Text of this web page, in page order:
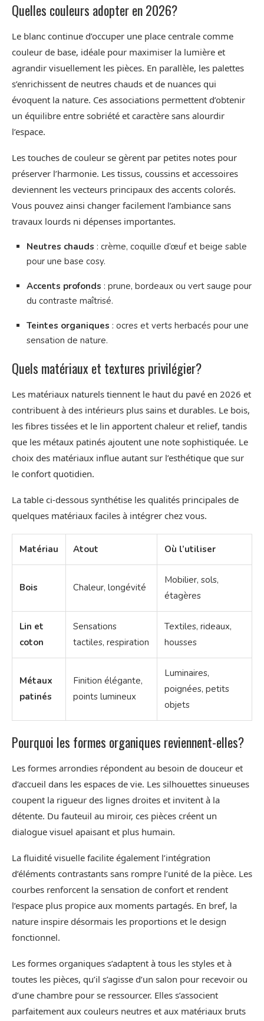
Quelles couleurs adopter en 2026?
Le blanc continue d’occuper une place centrale comme
couleur de base, idéale pour maximiser la lumière et
agrandir visuellement les pièces. En parallèle, les palettes
s’enrichissent de neutres chauds et de nuances qui
évoquent la nature. Ces associations permettent d’obtenir
un équilibre entre sobriété et caractère sans alourdir
l’espace.
Les touches de couleur se gèrent par petites notes pour
préserver l’harmonie. Les tissus, coussins et accessoires
deviennent les vecteurs principaux des accents colorés.
Vous pouvez ainsi changer facilement l’ambiance sans
travaux lourds ni dépenses importantes.
Neutres chauds : crème, coquille d’œuf et beige sable
pour une base cosy.
Accents profonds : prune, bordeaux ou vert sauge pour
du contraste maîtrisé.
Teintes organiques : ocres et verts herbacés pour une
sensation de nature.
Quels matériaux et textures privilégier?
Les matériaux naturels tiennent le haut du pavé en 2026 et
contribuent à des intérieurs plus sains et durables. Le bois,
les fibres tissées et le lin apportent chaleur et relief, tandis
que les métaux patinés ajoutent une note sophistiquée. Le
choix des matériaux influe autant sur l’esthétique que sur
le confort quotidien.
La table ci‑dessous synthétise les qualités principales de
quelques matériaux faciles à intégrer chez vous.
Matériau Atout Où l’utiliser
Bois Chaleur, longévité
Mobilier, sols,
étagères
Lin et
coton
Sensations
tactiles, respiration
Textiles, rideaux,
housses
Métaux
patinés
Finition élégante,
points lumineux
Luminaires,
poignées, petits
objets
Pourquoi les formes organiques reviennent-elles?
Les formes arrondies répondent au besoin de douceur et
d’accueil dans les espaces de vie. Les silhouettes sinueuses
coupent la rigueur des lignes droites et invitent à la
détente. Du fauteuil au miroir, ces pièces créent un
dialogue visuel apaisant et plus humain.
La fluidité visuelle facilite également l’intégration
d’éléments contrastants sans rompre l’unité de la pièce. Les
courbes renforcent la sensation de confort et rendent
l’espace plus propice aux moments partagés. En bref, la
nature inspire désormais les proportions et le design
fonctionnel.
Les formes organiques s’adaptent à tous les styles et à
toutes les pièces, qu’il s’agisse d’un salon pour recevoir ou
d’une chambre pour se ressourcer. Elles s’associent
parfaitement aux couleurs neutres et aux matériaux bruts